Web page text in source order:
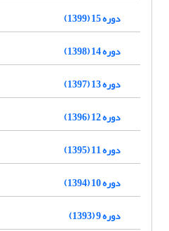
دوره 15 (1399)
دوره 14 (1398)
دوره 13 (1397)
دوره 12 (1396)
دوره 11 (1395)
دوره 10 (1394)
دوره 9 (1393)